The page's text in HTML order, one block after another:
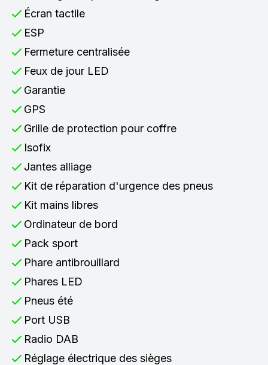
Écran tactile
ESP
Fermeture centralisée
Feux de jour LED
Garantie
GPS
Grille de protection pour coffre
Isofix
Jantes alliage
Kit de réparation d'urgence des pneus
Kit mains libres
Ordinateur de bord
Pack sport
Phare antibrouillard
Phares LED
Pneus été
Port USB
Radio DAB
Réglage électrique des sièges